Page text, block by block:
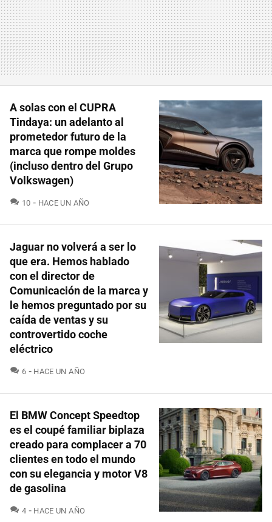
A solas con el CUPRA
Tindaya: un adelanto al
prometedor futuro de la
marca que rompe moldes
(incluso dentro del Grupo
Volkswagen)
10 COMENTARIOS
HACE UN AÑO
Jaguar no volverá a ser lo
que era. Hemos hablado
con el director de
Comunicación de la marca y
le hemos preguntado por su
caída de ventas y su
controvertido coche
eléctrico
6 COMENTARIOS
HACE UN AÑO
El BMW Concept Speedtop
es el coupé familiar biplaza
creado para complacer a 70
clientes en todo el mundo
con su elegancia y motor V8
de gasolina
4 COMENTARIOS
HACE UN AÑO